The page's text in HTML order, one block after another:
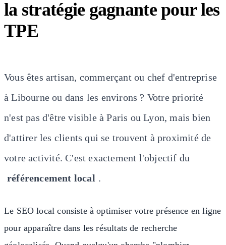
la stratégie gagnante pour les
TPE
Vous êtes artisan, commerçant ou chef d'entreprise
à Libourne ou dans les environs ? Votre priorité
n'est pas d'être visible à Paris ou Lyon, mais bien
d'attirer les clients qui se trouvent à proximité de
votre activité. C'est exactement l'objectif du
référencement local .
Le SEO local consiste à optimiser votre présence en ligne
pour apparaître dans les résultats de recherche